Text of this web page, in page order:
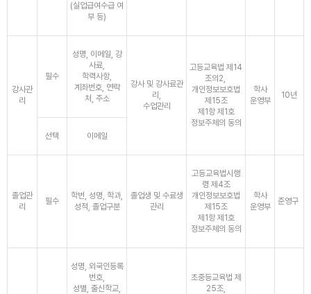
(실업급여수급 여
부 등)
강사관
리
필수
성명, 이메일, 강
사료,
학력사항,
계좌번호, 연락
처, 주소
강사 및 강사료관
리,
수업관리
고등교육법 제14
조의2,
개인정보보호법
제15조
제1항 제1호
정보주체의 동의
학사
운영부
10년
선택 이메일
졸업관
리
필수
학번, 성명, 학과,
성적, 졸업구분
졸업생 및 수료생
관리
고등교육법시행
령 제4조
개인정보보호법
제15조
제1항 제1호
정보주체의 동의
학사
운영부
준영구
성명, 외국인등록
번호,
성별, 출신학교,
초중등교육법 제
25조,